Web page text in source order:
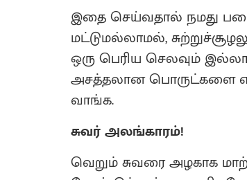
இதை செய்வதால் நமது
மட்டுமல்லாமல்,
ஒரு பெரிய செலவும்
அசத்தலான பொருட்களை
வாங்க.
சுவர் அலங்காரம்!
வெறும் சுவரை அழகாக